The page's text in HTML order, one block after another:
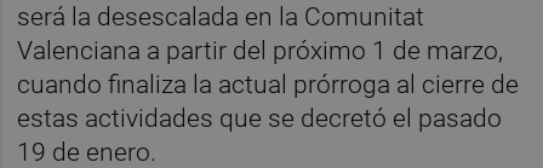
será la desescalada en la Comunitat
Valenciana a partir del próximo 1 de marzo,
cuando finaliza la actual prórroga al cierre de
estas actividades que se decretó el pasado
19 de enero.